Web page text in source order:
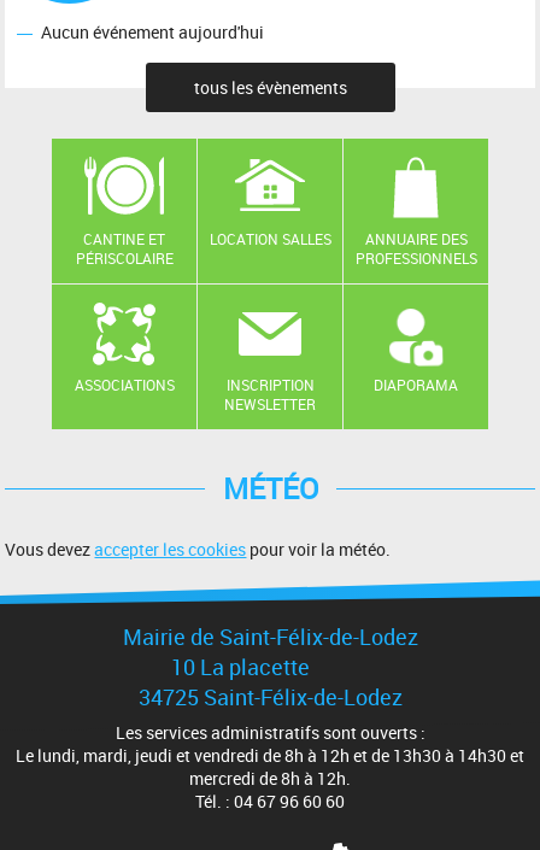
Aucun événement aujourd'hui
tous les évènements
CANTINE ET
PÉRISCOLAIRE
LOCATION SALLES
ANNUAIRE DES
PROFESSIONNELS
ASSOCIATIONS
INSCRIPTION
NEWSLETTER
DIAPORAMA
MÉTÉO
Vous devezaccepter les cookies pour voir la météo.
Mairie de Saint-Félix-de-Lodez
10 La placette
34725 Saint-Félix-de-Lodez
Les services administratifs sont ouverts :
Le lundi, mardi, jeudi et vendredi de 8h à 12h et de 13h30 à 14h30 et
mercredi de 8h à 12h.
Tél. : 04 67 96 60 60